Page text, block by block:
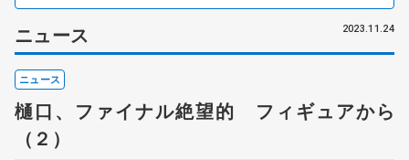
ニュース 2023.11.24
ニュース
樋口、ファイナル絶望的 フィギュアから
（２）